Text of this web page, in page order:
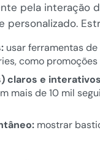
pela interação
usar ferramentas de
como
claros e
mais de 10 mil
mostrar